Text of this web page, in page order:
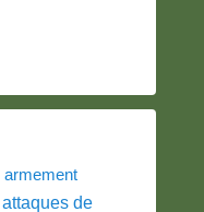
armement
attaques de